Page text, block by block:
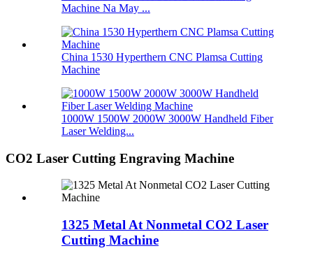
Machine Na May ...
China 1530 Hyperthern CNC Plamsa Cutting
Machine
1000W 1500W 2000W 3000W Handheld Fiber
Laser Welding...
CO2 Laser Cutting Engraving Machine
1325 Metal At Nonmetal CO2 Laser
Cutting Machine